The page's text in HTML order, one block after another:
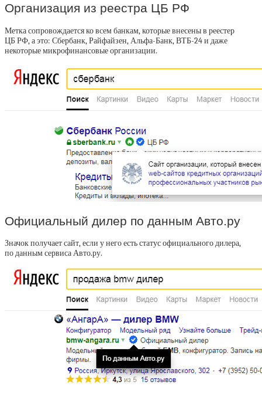
Организация из реестра ЦБ РФ
Метка сопровождается ко всем банкам, которые внесены в реестер
ЦБ РФ, а это: Сбербанк, Райфайзен, Альфа-Банк, ВТБ-24 и даже
некоторые микрофинансовые организации.
Официальный дилер по данным Авто.ру
Значок получает сайт, если у него есть статус официального дилера,
по данным сервиса Авто.ру.